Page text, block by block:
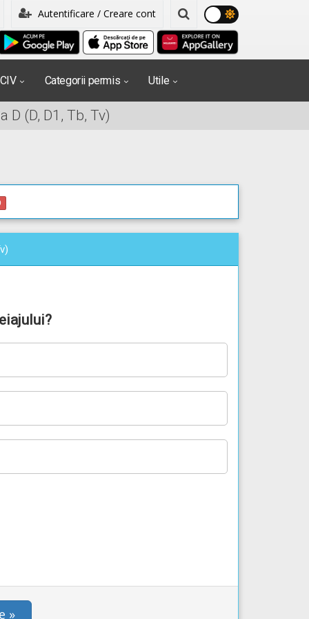
Autentificare / Creare cont
Categorii permis Utile
D (D, D1, Tb, Tv)
»